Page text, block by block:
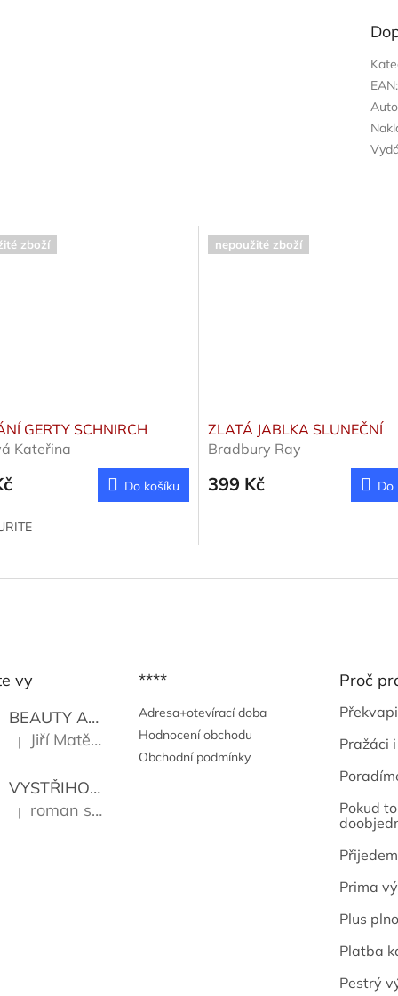
EAN:
zboží
GERTY SCHNIRCH
Kateřina
Do košíku
nepoužité zboží
ZLATÁ JABLKA SLUNEČNÍ
Bradbury Ray
399 Kč Do
vy
BEAUTY AND THE BEAT
Go Go's
Hodnocení produktu je 5 z 5 hvězdiček.
| Jiří Matějů
VYSTŘIHOVÁNKY - PRAŽSKÉ PAMÁTKY Kropáček
Hodnocení produktu je 5 z 5 hvězdiček.
| roman sekanina
****
Adresa+otevírací doba
Hodnocení obchodu
Obchodní podmínky
Proč
Pražáci
Pokud
Prima
Plus
Platba
Pestrý